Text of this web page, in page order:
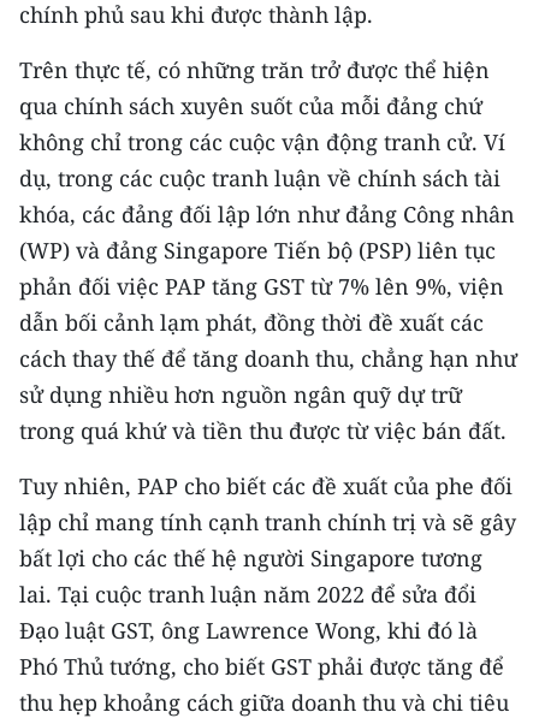
chính phủ sau khi được thành lập.
Trên thực tế, có những trăn trở được thể hiện
qua chính sách xuyên suốt của mỗi đảng chứ
không chỉ trong các cuộc vận động tranh cử. Ví
dụ, trong các cuộc tranh luận về chính sách tài
khóa, các đảng đối lập lớn như đảng Công nhân
(WP) và đảng Singapore Tiến bộ (PSP) liên tục
phản đối việc PAP tăng GST từ 7% lên 9%, viện
dẫn bối cảnh lạm phát, đồng thời đề xuất các
cách thay thế để tăng doanh thu, chẳng hạn như
sử dụng nhiều hơn nguồn ngân quỹ dự trữ
trong quá khứ và tiền thu được từ việc bán đất.
Tuy nhiên, PAP cho biết các đề xuất của phe đối
lập chỉ mang tính cạnh tranh chính trị và sẽ gây
bất lợi cho các thế hệ người Singapore tương
lai. Tại cuộc tranh luận năm 2022 để sửa đổi
Đạo luật GST, ông Lawrence Wong, khi đó là
Phó Thủ tướng, cho biết GST phải được tăng để
thu hẹp khoảng cách giữa doanh thu và chi tiêu